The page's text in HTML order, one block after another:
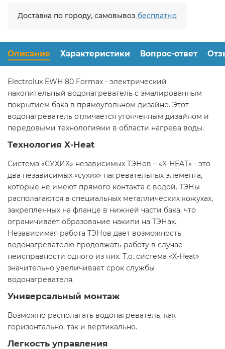
Доставка по городу, самовывоз бесплатно
Описание Характеристики Вопрос-ответ
Electrolux EWH 80 Formax - электрический
накопительный водонагреватель с эмалированным
покрытием бака в прямоугольном дизайне. Этот
водонагреватель отличается утонченным дизайном и
передовыми технологиями в области нагрева воды.
Технология X-Heat
Cистема «СУХИХ» независимых ТЭНов – «X-HEAT» - это
два независимых «сухих» нагревательных элемента,
которые не имеют прямого контакта с водой. ТЭНы
располагаются в специальных металлических кожухах,
закрепленных на фланце в нижней части бака, что
ограничивает образование накипи на ТЭНах.
Независимая работа ТЭНов дает возможность
водонагревателю продолжать работу в случае
неисправности одного из них. Т.о. система «X-Heat»
значительно увеличивает срок службы
водонагревателя.
Универсальный монтаж
Возможно располагать водонагреватель, как
горизонтально, так и вертикально.
Легкость управления